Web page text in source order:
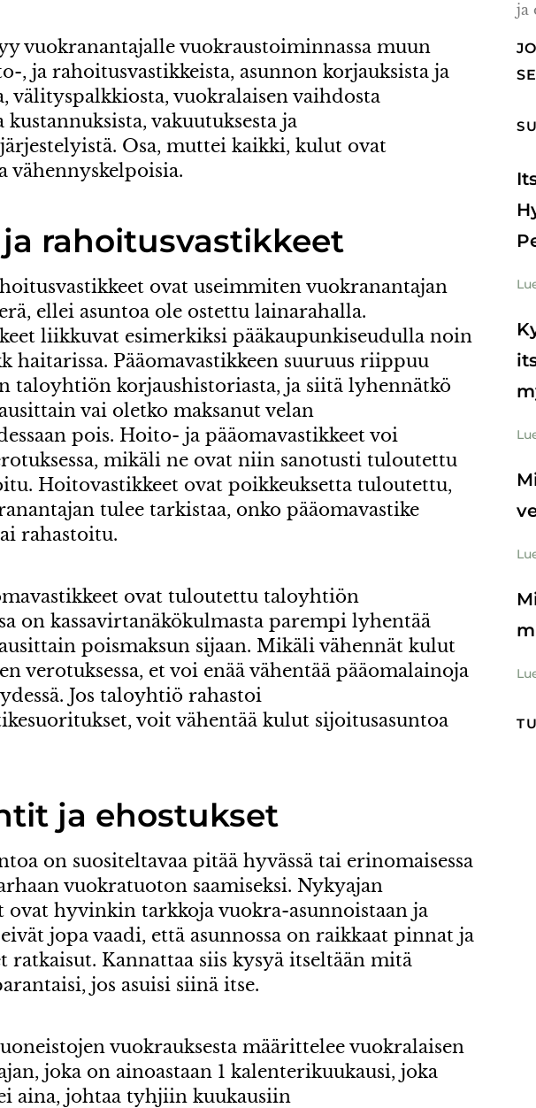
vuokranantajalle vuokraustoiminnassa muun
, ja rahoitusvastikkeista, asunnon korjauksista ja
välityspalkkiosta, vuokralaisen vaihdosta
kustannuksista, vakuutuksesta ja
Osa, muttei kaikki, kulut ovat
vähennyskelpoisia.
rahoitusvastikkeet
ovat useimmiten vuokranantajan
ellei asuntoa ole ostettu lainarahalla.
liikkuvat esimerkiksi pääkaupunkiseudulla noin
haitarissa. Pääomavastikkeen suuruus riippuu
taloyhtiön korjaushistoriasta, ja siitä lyhennätkö
vai oletko maksanut velan
pois. Hoito- ja pääomavastikkeet voi
mikäli ne ovat niin sanotusti tuloutettu
Hoitovastikkeet ovat poikkeuksetta tuloutettu,
tulee tarkistaa, onko pääomavastike
rahastoitu.
ovat tuloutettu taloyhtiön
on kassavirtanäkökulmasta parempi lyhentää
poismaksun sijaan. Mikäli vähennät kulut
verotuksessa, et voi enää vähentää pääomalainoja
Jos taloyhtiö rahastoi
voit vähentää kulut sijoitusasuntoa
ja ehostukset
on suositeltavaa pitää hyvässä tai erinomaisessa
vuokratuoton saamiseksi. Nykyajan
ovat hyvinkin tarkkoja vuokra-asunnoistaan ja
jopa vaadi, että asunnossa on raikkaat pinnat ja
ratkaisut. Kannattaa siis kysyä itseltään mitä
jos asuisi siinä itse.
vuokrauksesta määrittelee vuokralaisen
joka on ainoastaan 1 kalenterikuukausi, joka
aina, johtaa tyhjiin kuukausiin
ja